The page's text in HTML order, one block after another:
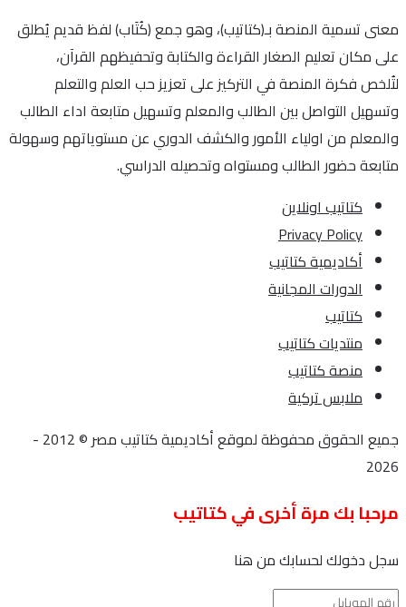
معنى تسمية المنصة بـ(كتاتيب)، وهو جمع (كُتَاب) لفظ قديم يُطلق
على مكان تعليم الصغار القراءة والكتابة وتحفيظهم القرآن،
لتُلخص فكرة المنصة في التركيز على تعزيز حب العلم والتعلم
وتسهيل التواصل بين الطالب والمعلم وتسهيل متابعة اداء الطالب
والمعلم من اولياء الأمور والكشف الدوري عن مستوياتهم وسهولة
متابعة حضور الطالب ومستواه وتحصيله الدراسي.
كتاتيب اونلاين
Privacy Policy
أكاديمية كتاتيب
الدورات المجانية
كتاتيب
منتديات كتاتيب
منصة كتاتيب
ملابس تركية
جميع الحقوق محفوظة لموقع أكاديمية كتاتيب مصر © 2012 -
2026
مرحبا بك مرة أخرى في كتاتيب
سجل دخولك لحسابك من هنا